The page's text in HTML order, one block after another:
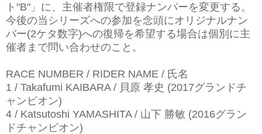
ト"B"」に、主催者権限で登録ナンバーを変更する。
今後の当シリーズへの参加を念頭にオリジナルナン
バー(2ケタ数字)への復帰を希望する場合は個別に主
催者まで問い合わせのこと。
RACE NUMBER / RIDER NAME / 氏名
1 / Takafumi KAIBARA / 貝原 孝史 (2017グランドチ
ャンピオン)
4 / Katsutoshi YAMASHITA / 山下 勝敏 (2016グラン
ドチャンピオン)